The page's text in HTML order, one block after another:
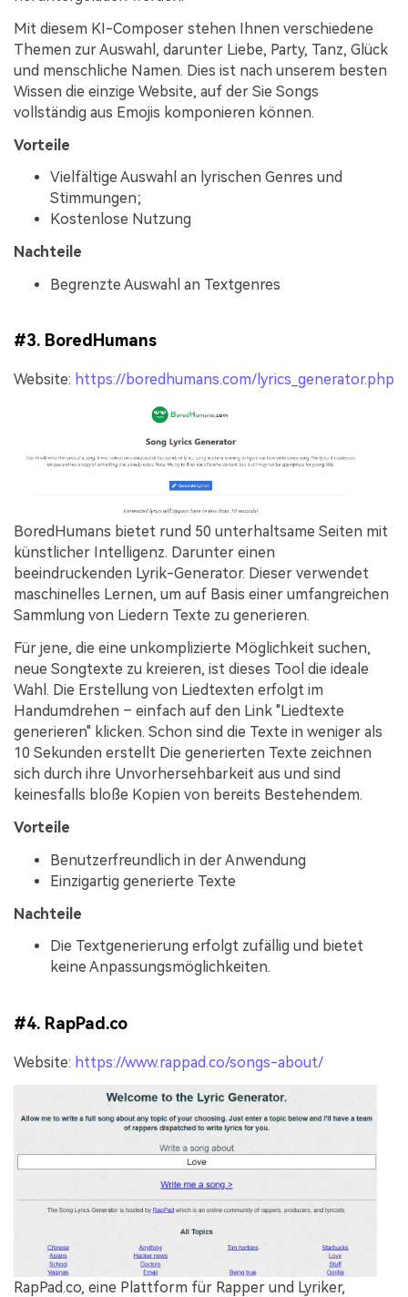
Mit diesem KI-Composer stehen Ihnen verschiedene
Themen zur Auswahl, darunter Liebe, Party, Tanz, Glück
und menschliche Namen. Dies ist nach unserem besten
Wissen die einzige Website, auf der Sie Songs
vollständig aus Emojis komponieren können.
Vorteile
Vielfältige Auswahl an lyrischen Genres und
Stimmungen;
Kostenlose Nutzung
Nachteile
Begrenzte Auswahl an Textgenres
#3. BoredHumans
Website: https://boredhumans.com/lyrics_generator.php
BoredHumans bietet rund 50 unterhaltsame Seiten mit
künstlicher Intelligenz. Darunter einen
beeindruckenden Lyrik-Generator. Dieser verwendet
maschinelles Lernen, um auf Basis einer umfangreichen
Sammlung von Liedern Texte zu generieren.
Für jene, die eine unkomplizierte Möglichkeit suchen,
neue Songtexte zu kreieren, ist dieses Tool die ideale
Wahl. Die Erstellung von Liedtexten erfolgt im
Handumdrehen – einfach auf den Link "Liedtexte
generieren" klicken. Schon sind die Texte in weniger als
10 Sekunden erstellt Die generierten Texte zeichnen
sich durch ihre Unvorhersehbarkeit aus und sind
keinesfalls bloße Kopien von bereits Bestehendem.
Vorteile
Benutzerfreundlich in der Anwendung
Einzigartig generierte Texte
Nachteile
Die Textgenerierung erfolgt zufällig und bietet
keine Anpassungsmöglichkeiten.
#4. RapPad.co
Website: https://www.rappad.co/songs-about/
RapPad.co, eine Plattform für Rapper und Lyriker,